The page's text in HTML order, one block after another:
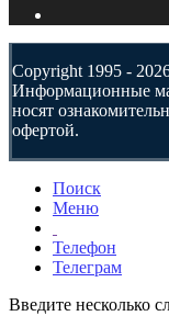
Copyright 1995 -
Информационные
носят
офертой.
Поиск
Меню
Телефон
Телеграм
Введите несколько